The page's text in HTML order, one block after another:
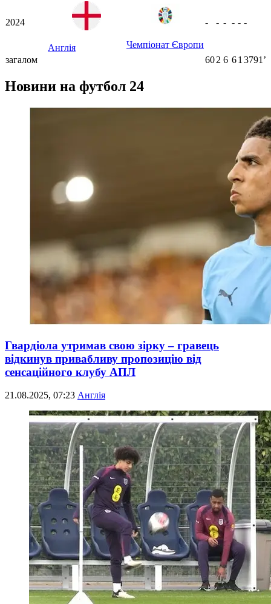
2024
Англія Чемпіонат Європи
- - - - - -
загалом 602 6 61 3791ʼ
Новини на футбол 24
Гвардіола утримав свою зірку – гравець
відкинув привабливу пропозицію від
сенсаційного клубу АПЛ
21.08.2025, 07:23 Англія